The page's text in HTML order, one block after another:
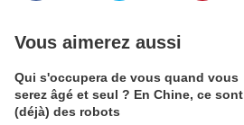
Vous aimerez aussi
Qui s'occupera de vous quand vous
serez âgé et seul ? En Chine, ce sont
(déjà) des robots